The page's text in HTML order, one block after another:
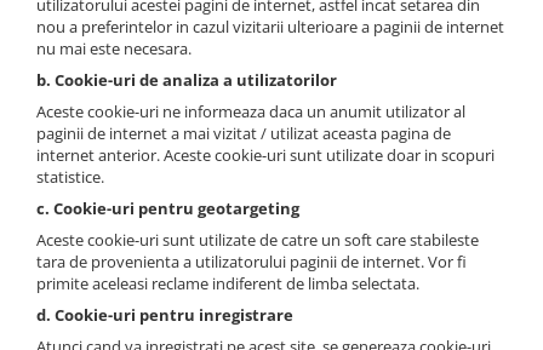
utilizatorului acestei pagini de internet, astfel incat setarea din
nou a preferintelor in cazul vizitarii ulterioare a paginii de internet
nu mai este necesara.
b. Cookie-uri de analiza a utilizatorilor
Aceste cookie-uri ne informeaza daca un anumit utilizator al
paginii de internet a mai vizitat / utilizat aceasta pagina de
internet anterior. Aceste cookie-uri sunt utilizate doar in scopuri
statistice.
c. Cookie-uri pentru geotargeting
Aceste cookie-uri sunt utilizate de catre un soft care stabileste
tara de provenienta a utilizatorului paginii de internet. Vor fi
primite aceleasi reclame indiferent de limba selectata.
d. Cookie-uri pentru inregistrare